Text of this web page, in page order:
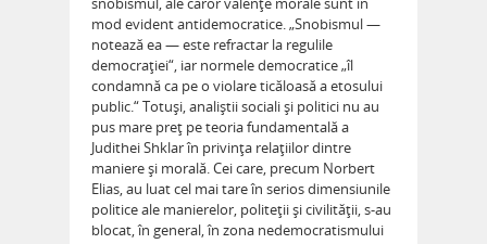
mod evident antidemocratice. „Snobismul —
notează ea — este refractar la regulile
democraţiei“, iar normele democratice „îl
condamnă ca pe o violare ticăloasă a etosului
public.“ Totuşi, analiştii sociali şi politici nu au
pus mare preţ pe teoria fundamentală a
Judithei Shklar în privinţa relaţiilor dintre
maniere şi morală. Cei care, precum Norbert
Elias, au luat cel mai tare în serios dimensiunile
politice ale manierelor, politeţii şi civilităţii, s-au
blocat, în general, în zona nedemocratismului